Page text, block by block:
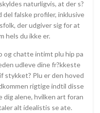
naturligvis, at der s?
del falske profiler, inklusive
der udgiver sig for at
hels du ikke er.
og chatte intimt plu hip pa
udleve dine fr?kkeste
stykket? Plu er den hoved
rigtige indtil disse
dig alene, hvilken art foran
alt idealistis se ate.